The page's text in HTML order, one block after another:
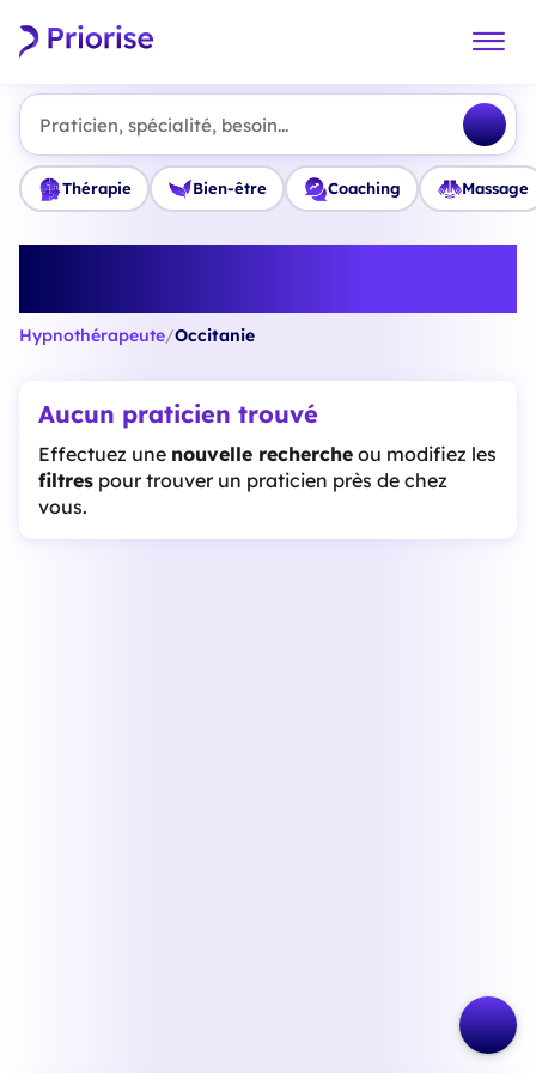
Praticien, spécialité, besoin...
Thérapie Bien-être Coaching Massage
Hypnothérapeute/Occitanie
Aucun praticien trouvé
Effectuez une nouvelle recherche ou modifiez les
filtres pour trouver un praticien près de chez
vous.